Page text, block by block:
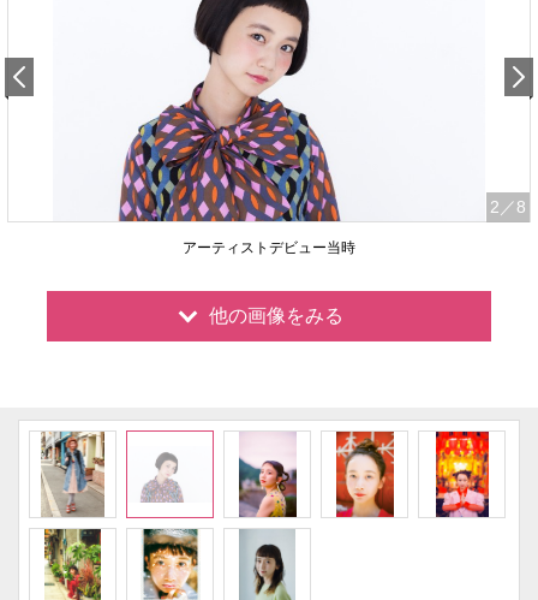
2 ／8
アーティストデビュー当時
他の画像をみる